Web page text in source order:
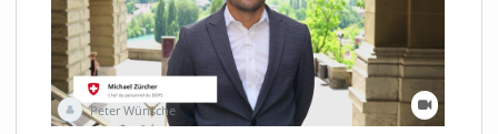
Peter Wünsche